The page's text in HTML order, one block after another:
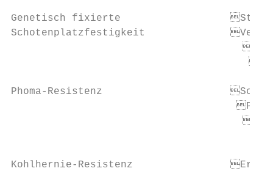
Genetisch fixierte
­Schotenplatzfestigkeit
Phoma-Resistenz                     Schützt
Kohlhernie-Resistenz